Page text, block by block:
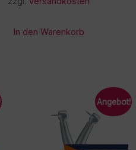
In den Warenkorb
Angebot!